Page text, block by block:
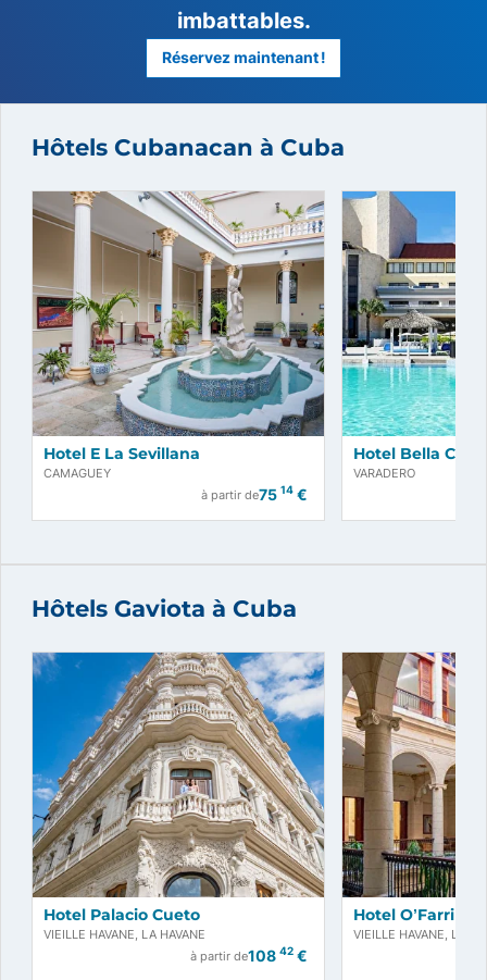
Plus de 300 hôtels à Cuba à
imbattables.
Réservez
Hôtels Cubanacan à Cuba
Hotel E La Sevillana
CAMAGUEY
à partir de75 14€
Hotel Bella
VARADERO
Hôtels Gaviota à Cuba
Hotel Palacio Cueto
VIEILLE HAVANE, LA HAVANE
à partir de108 42€
Hotel O’Farrill
VIEILLE HAVANE, LA